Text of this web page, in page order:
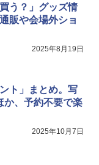
う？」グッズ情
販や会場外ショ
2025年8月19日
ト」まとめ。写
か、予約不要で楽
2025年10月7日